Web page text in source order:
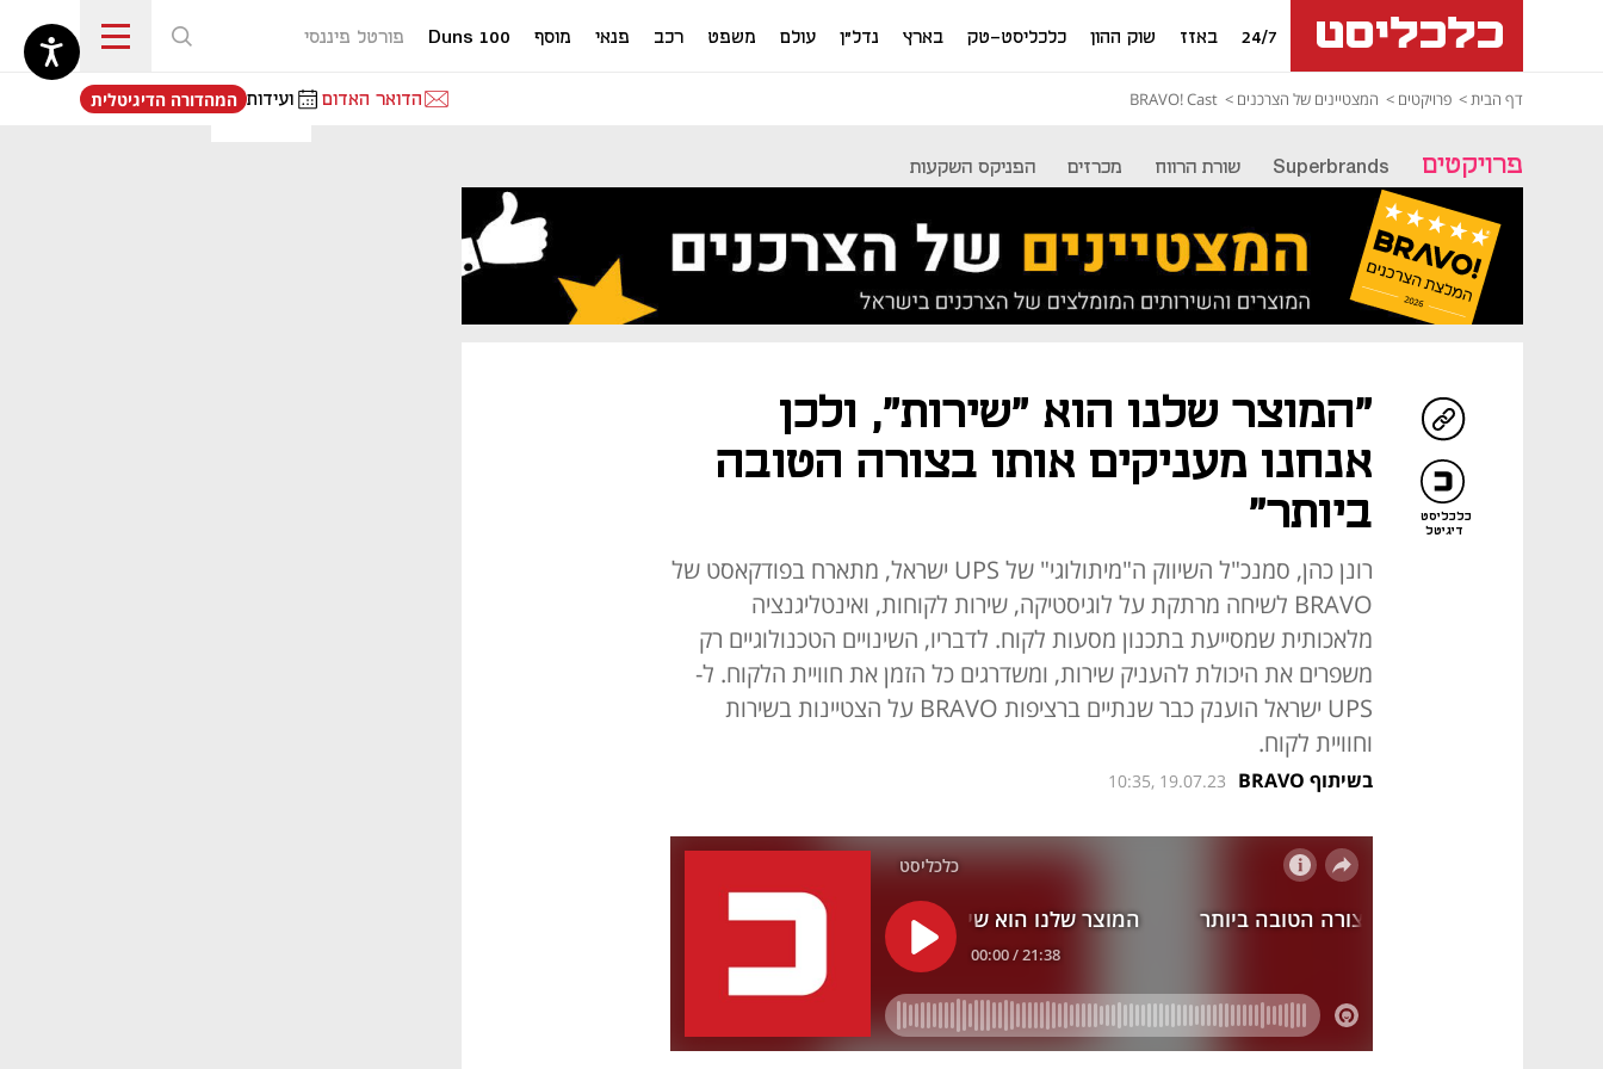
24/7 באזז שוק ההון כלכליסט-טק בארץ נדל"ן עולם משפט רכב פנאי מוסף Duns 100 פורטל פיננסי
דף הבית פרויקטים המצטיינים של הצרכנים BRAVO! Cast הדואר האדום ועידות
נפתח בכרטיסייה חדשה
המהדורה הדיגיטלית
פרויקטים Superbrands שורת הרווח מכרזים הפניקס השקעות
כלכליסט
דיגיטל
"המוצר שלנו הוא "שירות", ולכן
אנחנו מעניקים אותו בצורה הטובה
ביותר"
רונן כהן, סמנכ"ל השיווק ה"מיתולוגי" של UPS ישראל, מתארח בפודקאסט של
BRAVO לשיחה מרתקת על לוגיסטיקה, שירות לקוחות, ואינטליגנציה
מלאכותית שמסייעת בתכנון מסעות לקוח. לדבריו, השינויים הטכנולוגיים רק
משפרים את היכולת להעניק שירות, ומשדרגים כל הזמן את חוויית הלקוח. ל-
UPS ישראל הוענק כבר שנתיים ברציפות BRAVO על הצטיינות בשירות
וחוויית לקוח.
בשיתוף BRAVO 10:35, 19.07.23